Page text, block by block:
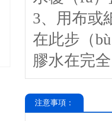
3、用布或
在此步（
膠水在完
注意事項：